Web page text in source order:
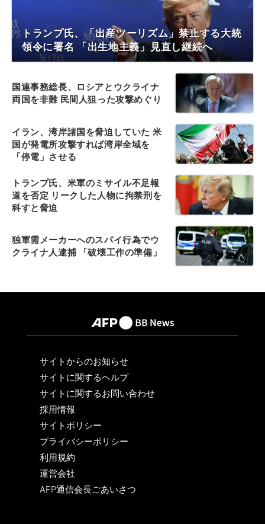
トランプ氏、「出産ツーリズム」禁止する大統
領令に署名 「出生地主義」見直し継続へ
国連事務総長、ロシアとウクライナ
両国を非難 民間人狙った攻撃めぐり
イラン、湾岸諸国を脅迫していた 米
国が発電所攻撃すれば湾岸全域を
「停電」させる
トランプ氏、米軍のミサイル不足報
道を否定 リークした人物に拘禁刑を
科すと脅迫
独軍需メーカーへのスパイ行為でウ
クライナ人逮捕 「破壊工作の準備」
サイトからのお知らせ
サイトに関するヘルプ
サイトに関するお問い合わせ
採用情報
サイトポリシー
プライバシーポリシー
利用規約
運営会社
AFP通信会長ごあいさつ